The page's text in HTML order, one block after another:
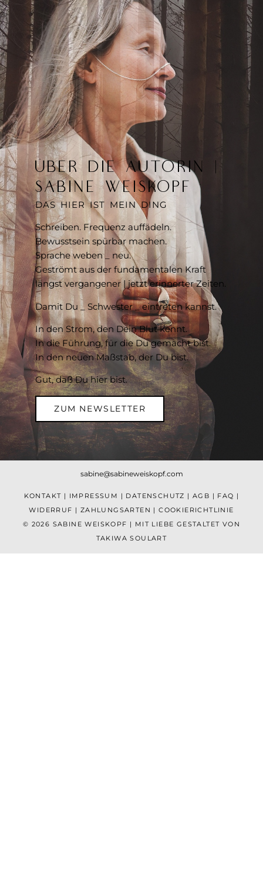
ÜBER DIE AUTORIN |
SABINE WEISKOPF
DAS HIER IST MEIN DING
Schreiben. Frequenz auffädeln.
Bewusstsein spürbar machen.
Sprache weben _ neu.
Geströmt aus der fundamentalen Kraft
längst vergangener | jetzt erinnerter Zeiten.
Damit Du _ Schwester _ eintreten kannst.
In den Strom, den Dein Blut kennt.
In die Führung, für die Du gemacht bist.
In den neuen Maßstab, der Du bist.
Gut, daß Du hier bist.
ZUM NEWSLETTER
sabine@sabineweiskopf.com
KONTAKT | IMPRESSUM | DATENSCHUTZ | AGB | FAQ |
WIDERRUF | ZAHLUNGSARTEN |COOKIERICHTLINIE
© 2026 SABINE WEISKOPF | MIT LIEBE GESTALTET VON
TAKIWA SOULART